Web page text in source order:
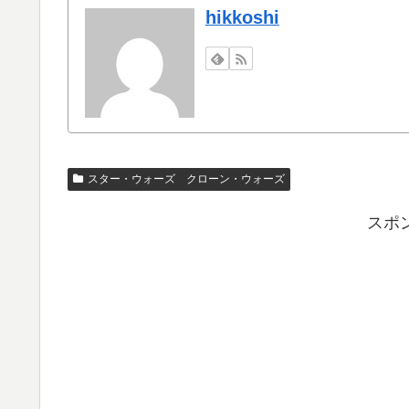
hikkoshi
スター・ウォーズ クローン・ウォーズ
スポ